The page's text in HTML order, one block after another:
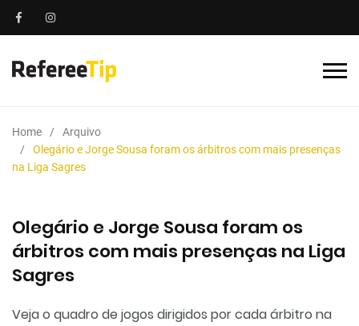
Home
Arquivo
Olegário e Jorge Sousa foram os árbitros com mais presenças
na Liga Sagres
Olegário e Jorge Sousa foram os
árbitros com mais presenças na Liga
Sagres
Veja o quadro de jogos dirigidos por cada árbitro na